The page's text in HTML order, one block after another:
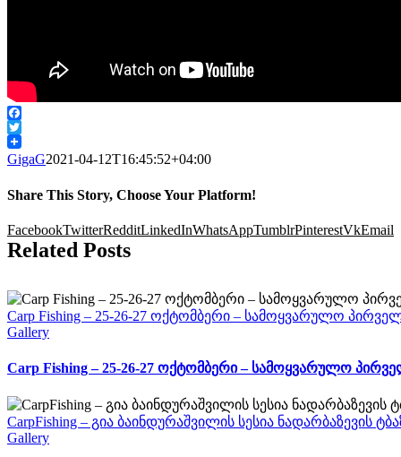
Facebook
Twitter
GigaG2021-04-12T16:45:52+04:00
Share This Story, Choose Your Platform!
FacebookTwitterRedditLinkedInWhatsAppTumblrPinterestVkEmail
Related Posts
Carp Fishing – 25-26-27 ოქტომბერი – სამოყვარულო
Gallery
Carp Fishing – 25-26-27 ოქტომბერი – სამოყვარულო
CarpFishing – გია ბაინდურაშვილის სესია ნადარბაზევის
Gallery